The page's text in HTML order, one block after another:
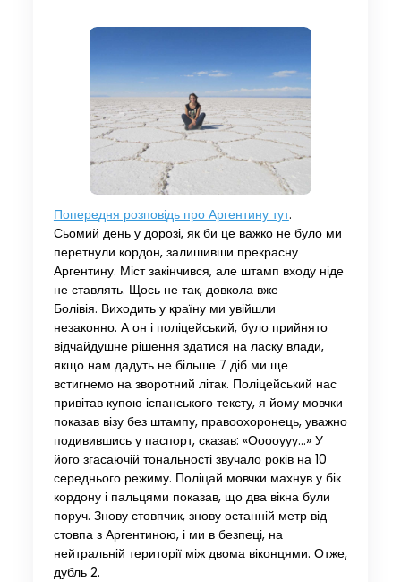
Попередня розповідь про Аргентину тут.
Сьомий день у дорозі, як би це важко не було ми
перетнули кордон, залишивши прекрасну
Аргентину. Міст закінчився, але штамп входу ніде
не ставлять. Щось не так, довкола вже
Болівія. Виходить у країну ми увійшли
незаконно. А он і поліцейський, було прийнято
відчайдушне рішення здатися на ласку влади,
якщо нам дадуть не більше 7 діб ми ще
встигнемо на зворотний літак. Поліцейський нас
привітав купою іспанського тексту, я йому мовчки
показав візу без штампу, правоохоронець, уважно
подивившись у паспорт, сказав: «Ооооууу…» У
його згасаючій тональності звучало років на 10
середнього режиму. Поліцай мовчки махнув у бік
кордону і пальцями показав, що два вікна були
поруч. Знову стовпчик, знову останній метр від
стовпа з Аргентиною, і ми в безпеці, на
нейтральній території між двома віконцями. Отже,
дубль 2.